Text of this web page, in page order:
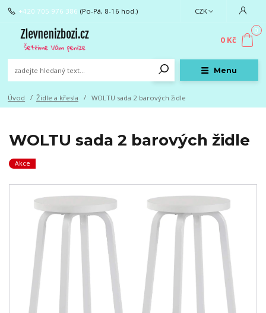
Menu
CZK
+420 705 976 386 (Po-Pá, 8-16 hod.)
0
0 Kč
Úvod Židle a křesla WOLTU sada 2 barových židle
WOLTU sada 2 barových židle
Akce